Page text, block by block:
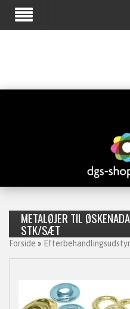
METALØJER TIL
STK/SÆT
Forside » Efterbehandlingsudstyr